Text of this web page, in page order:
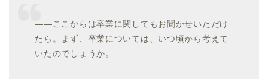
――ここからは卒業に関してもお聞かせいただけ
たら。まず、卒業については、いつ頃から考えて
いたのでしょうか。